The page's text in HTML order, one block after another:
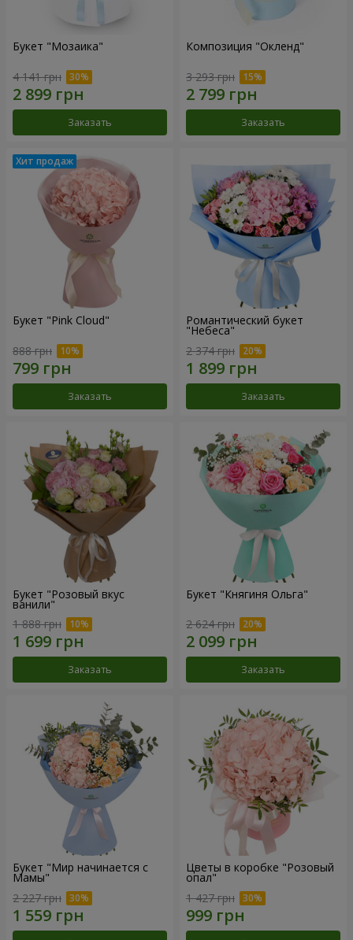
Букет "Мозаика"
4 141 грн
Заказать
Композиция "Окленд"
3 293 грн
Заказать
Букет "Pink Cloud"
888 грн
Заказать
Романтический букет
"Небеса"
2 374 грн
Заказать
Букет "Розовый вкус
ванили"
1 888 грн
Заказать
Букет "Княгиня Ольга"
2 624 грн
Заказать
Букет "Мир начинается с
Мамы"
2 227 грн
Цветы в коробке "Розовый
опал"
1 427 грн